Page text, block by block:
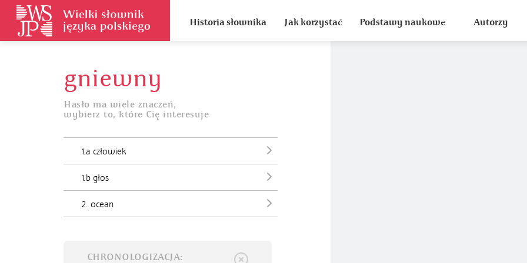
Historia słownika Jak korzystać Podstawy naukowe Autorzy
gniewny
Hasło ma wiele znaczeń,
wybierz to, które Cię interesuje
1.a człowiek
1.b głos
2. ocean
CHRONOLOGIZACJA: